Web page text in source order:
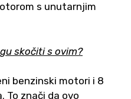
s unutarnjim
skočiti s ovim?
benzinski motori i 8
To znači da ovo